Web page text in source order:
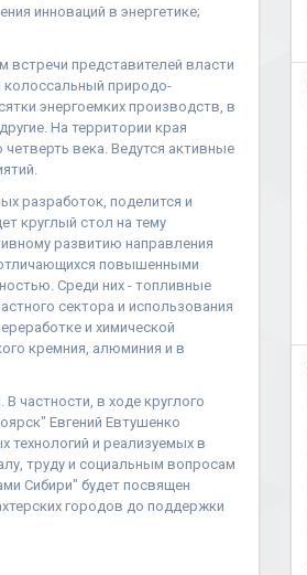
инноваций в энергетике;
встречи представителей власти
колоссальный природо-
энергоемких производств, в
На территории края
века. Ведутся активные
разработок, поделится и
круглый стол на тему
развитию направления
отличающихся повышенными
Среди них - топливные
сектора и использования
и химической
кремния, алюминия и в
частности, в ходе круглого
Евгений Евтушенко
технологий и реализуемых в
труду и социальным вопросам
Сибири" будет посвящен
городов до поддержки